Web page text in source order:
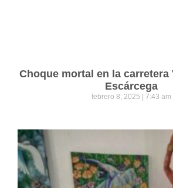
Choque mortal en la carretera
Escárcega
febrero 8, 2025 7:43 am